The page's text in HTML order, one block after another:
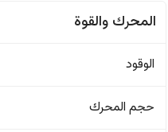
المحرك والقوة
الوقود
حجم المحرك